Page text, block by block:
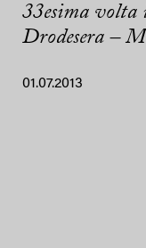
33esima
Drodesera –
01.07.2013